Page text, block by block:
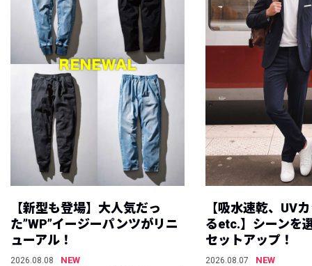
【新型も登場】大人気だっ
た”WP”イージーパンツがリニ
ューアル！
2026.08.08
NEW
【吸水速乾、UV
るetc.】シーンを
セットアップ！
2026.08.07
NEW